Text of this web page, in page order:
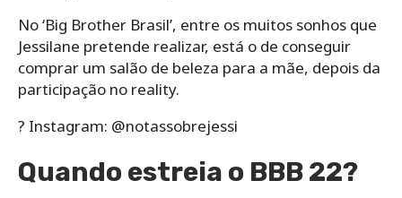
No ‘Big Brother Brasil’, entre os muitos sonhos que
Jessilane pretende realizar, está o de conseguir
comprar um salão de beleza para a mãe, depois da
participação no reality.
? Instagram: @notassobrejessi
Quando estreia o BBB 22?